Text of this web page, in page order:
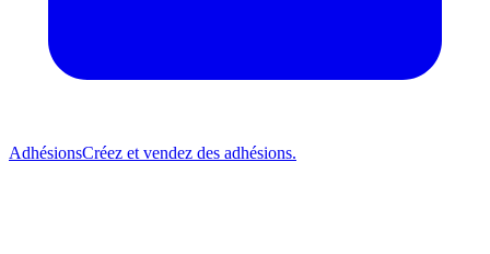
AdhésionsCréez et vendez des adhésions.